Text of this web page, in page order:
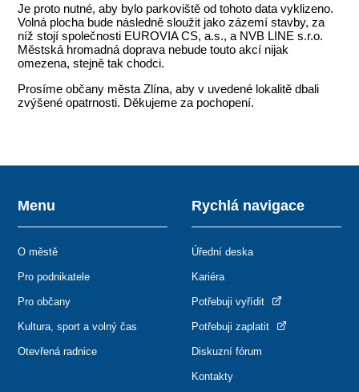
Je proto nutné, aby bylo parkoviště od tohoto data vyklizeno.
Volná plocha bude následně sloužit jako zázemí stavby, za
níž stojí společnosti EUROVIA CS, a.s., a NVB LINE s.r.o.
Městská hromadná doprava nebude touto akcí nijak
omezena, stejně tak chodci.
Prosíme občany města Zlína, aby v uvedené lokalitě dbali
zvýšené opatrnosti. Děkujeme za pochopení.
Menu
O městě
Pro podnikatele
Pro občany
Kultura, sport a volný čas
Otevřená radnice
Rychlá navigace
Úřední deska
Kariéra
Potřebuji vyřídit
Potřebuji zaplatit
Diskuzní fórum
Kontakty